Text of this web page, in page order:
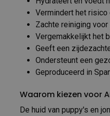
Vermindert het
Zachte reiniging
Vergemakkelijkt het
Geeft een
Ondersteunt een
Geproduceerd in
Waarom kiezen voor
De huid van puppy's en